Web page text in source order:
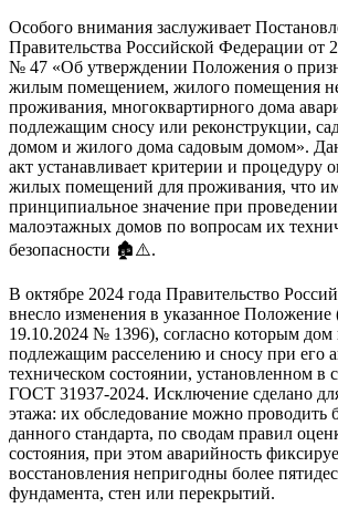
Особого внимания заслуживает
Правительства Российской Федерации от
№ 47 «Об утверждении Положения о
жилым помещением, жилого помещения
проживания, многоквартирного дома
подлежащим сносу или реконструкции,
домом и жилого дома садовым домом».
акт устанавливает критерии и процедуру
жилых помещений для проживания, что
принципиальное значение при
малоэтажных домов по вопросам их
безопасности 🏚️⚠️.
В октябре 2024 года Правительство
внесло изменения в указанное Положение
19.10.2024 № 1396), согласно которым дом
подлежащим расселению и сносу при его
техническом состоянии, установленном в
ГОСТ 31937-2024. Исключение сделано
этажа: их обследование можно проводить
данного стандарта, по сводам правил
состояния, при этом аварийность
восстановления непригодны более
фундамента, стен или перекрытий.